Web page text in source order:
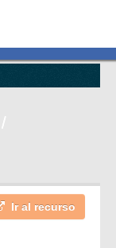
Ir al recurso